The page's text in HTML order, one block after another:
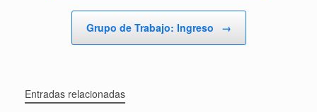
Grupo de Trabajo: Ingreso →
Entradas relacionadas